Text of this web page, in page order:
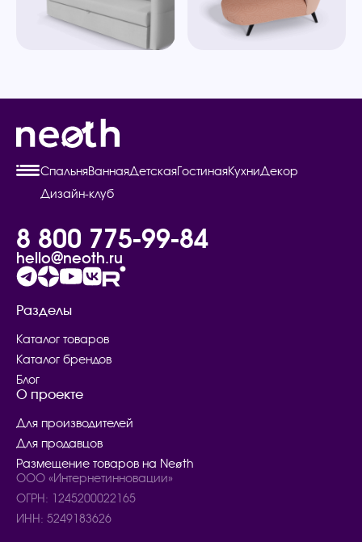
СпальняВаннаяДетскаяГостинаяКухниДекор
Дизайн-клуб
8 800 775-99-84
hello@neoth.ru
Разделы
Каталог товаров
Каталог брендов
Блог
О проекте
Для производителей
Для продавцов
Размещение товаров на Neøth
ООО «Интернетинновации»
ОГРН: 1245200022165
ИНН: 5249183626